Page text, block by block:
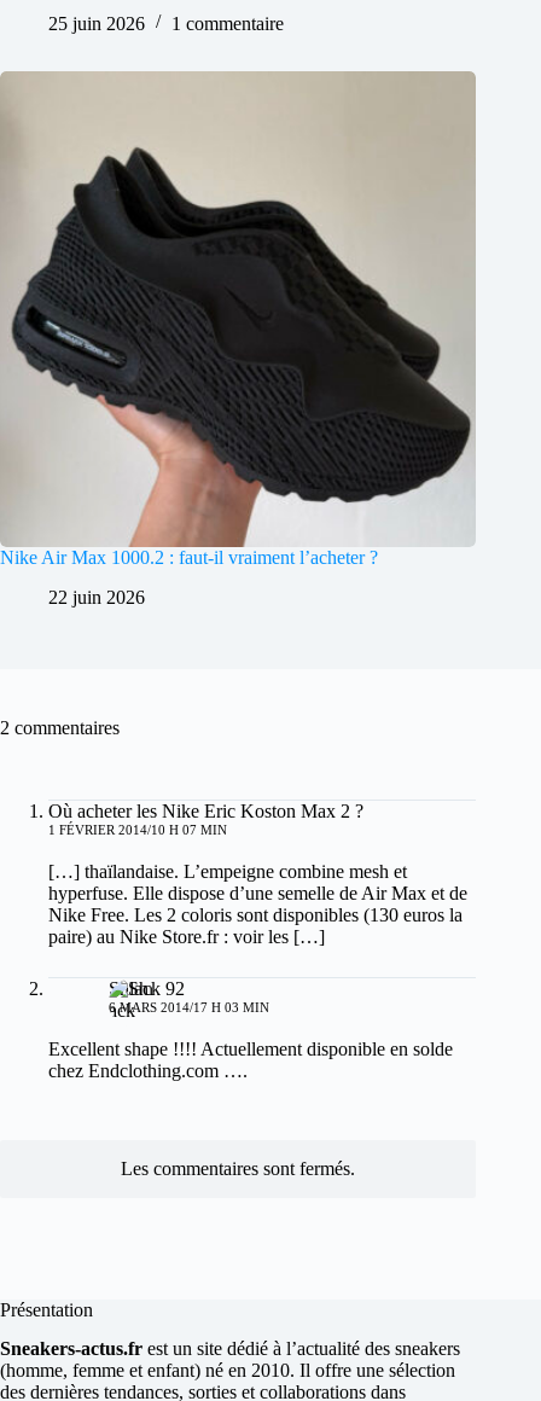
25 juin 2026
1 commentaire
Nike Air Max 1000.2 : faut-il vraiment l’acheter ?
22 juin 2026
2 commentaires
Où acheter les Nike Eric Koston Max 2 ?
1 FÉVRIER 2014/10 H 07 MIN
[…] thaïlandaise. L’empeigne combine mesh et
hyperfuse. Elle dispose d’une semelle de Air Max et de
Nike Free. Les 2 coloris sont disponibles (130 euros la
paire) au Nike Store.fr : voir les […]
Shlack 92
6 MARS 2014/17 H 03 MIN
Excellent shape !!!! Actuellement disponible en solde
chez Endclothing.com ….
Les commentaires sont fermés.
Présentation
Sneakers-actus.fr est un site dédié à l’actualité des sneakers
(homme, femme et enfant) né en 2010. Il offre une sélection
des dernières tendances, sorties et collaborations dans